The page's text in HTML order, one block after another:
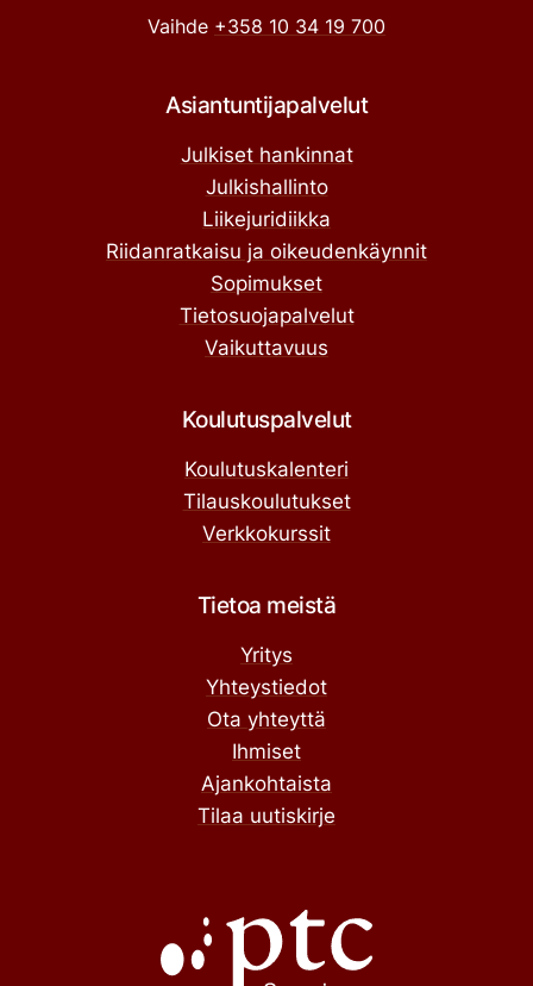
Vaihde +358 10 34 19 700
Asiantuntijapalvelut
Julkiset hankinnat
Julkishallinto
Liikejuridiikka
Riidanratkaisu ja oikeudenkäynnit
Sopimukset
Tietosuojapalvelut
Vaikuttavuus
Koulutuspalvelut
Koulutuskalenteri
Tilauskoulutukset
Verkkokurssit
Tietoa meistä
Yritys
Yhteystiedot
Ota yhteyttä
Ihmiset
Ajankohtaista
Tilaa uutiskirje